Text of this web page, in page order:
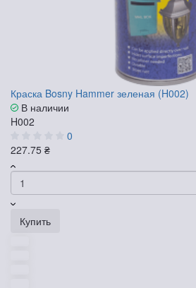
Краска Bosny Hammer зеленая (H002)
В наличии
H002
0
227.75 ₴
Купить